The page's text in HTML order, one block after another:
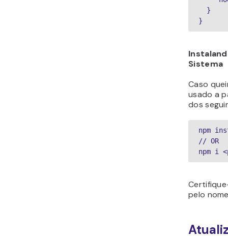
}
Sistema
Caso
usado a
dos
npm
// OR
npm i
pelo